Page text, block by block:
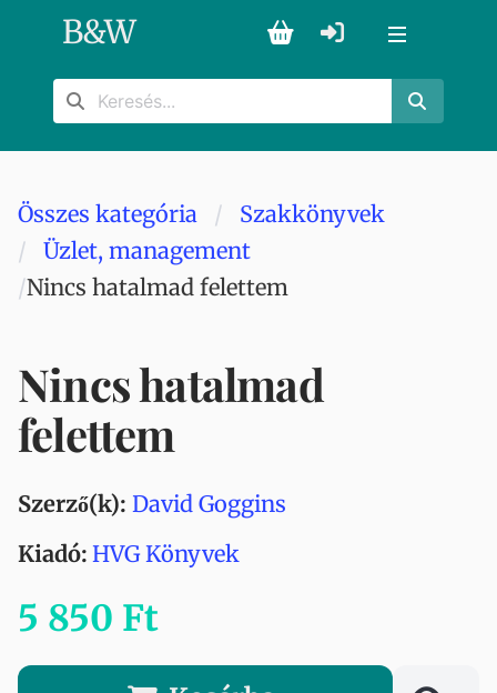
B&W
Összes kategória
Szakkönyvek
Üzlet, management
Nincs hatalmad felettem
Nincs hatalmad
felettem
Szerző(k): David Goggins
Kiadó: HVG Könyvek
5 850 Ft